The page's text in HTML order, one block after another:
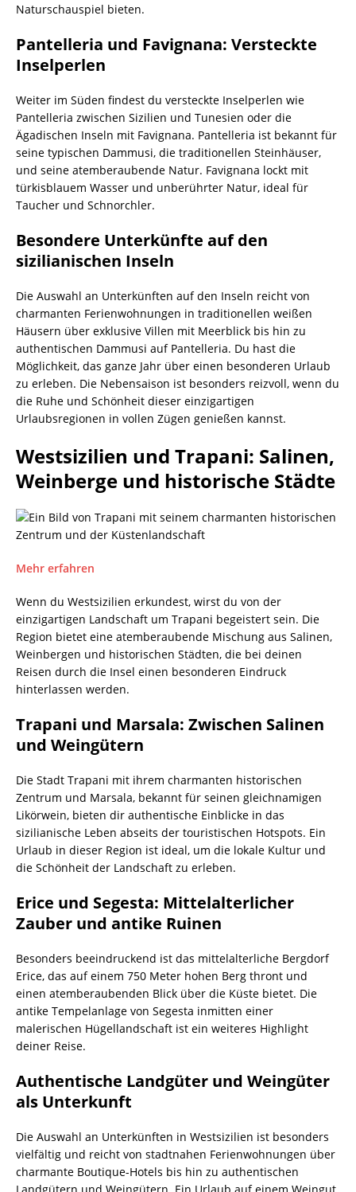
Naturschauspiel bieten.
Pantelleria und Favignana: Versteckte
Inselperlen
Weiter im Süden findest du versteckte Inselperlen wie
Pantelleria zwischen Sizilien und Tunesien oder die
Ägadischen Inseln mit Favignana. Pantelleria ist bekannt für
seine typischen Dammusi, die traditionellen Steinhäuser,
und seine atemberaubende Natur. Favignana lockt mit
türkisblauem Wasser und unberührter Natur, ideal für
Taucher und Schnorchler.
Besondere Unterkünfte auf den
sizilianischen Inseln
Die Auswahl an Unterkünften auf den Inseln reicht von
charmanten Ferienwohnungen in traditionellen weißen
Häusern über exklusive Villen mit Meerblick bis hin zu
authentischen Dammusi auf Pantelleria. Du hast die
Möglichkeit, das ganze Jahr über einen besonderen Urlaub
zu erleben. Die Nebensaison ist besonders reizvoll, wenn du
die Ruhe und Schönheit dieser einzigartigen
Urlaubsregionen in vollen Zügen genießen kannst.
Westsizilien und Trapani: Salinen,
Weinberge und historische Städte
Mehr erfahren
Wenn du Westsizilien erkundest, wirst du von der
einzigartigen Landschaft um Trapani begeistert sein. Die
Region bietet eine atemberaubende Mischung aus Salinen,
Weinbergen und historischen Städten, die bei deinen
Reisen durch die Insel einen besonderen Eindruck
hinterlassen werden.
Trapani und Marsala: Zwischen Salinen
und Weingütern
Die Stadt Trapani mit ihrem charmanten historischen
Zentrum und Marsala, bekannt für seinen gleichnamigen
Likörwein, bieten dir authentische Einblicke in das
sizilianische Leben abseits der touristischen Hotspots. Ein
Urlaub in dieser Region ist ideal, um die lokale Kultur und
die Schönheit der Landschaft zu erleben.
Erice und Segesta: Mittelalterlicher
Zauber und antike Ruinen
Besonders beeindruckend ist das mittelalterliche Bergdorf
Erice, das auf einem 750 Meter hohen Berg thront und
einen atemberaubenden Blick über die Küste bietet. Die
antike Tempelanlage von Segesta inmitten einer
malerischen Hügellandschaft ist ein weiteres Highlight
deiner Reise.
Authentische Landgüter und Weingüter
als Unterkunft
Die Auswahl an Unterkünften in Westsizilien ist besonders
vielfältig und reicht von stadtnahen Ferienwohnungen über
charmante Boutique-Hotels bis hin zu authentischen